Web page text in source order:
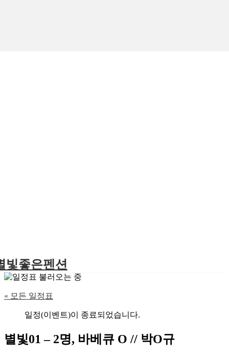
빛좋은펜션
« 모든 일정표
일정(이벤트)이 종료되었습니다.
별빛01 – 2명, 바베큐 O // 박O규